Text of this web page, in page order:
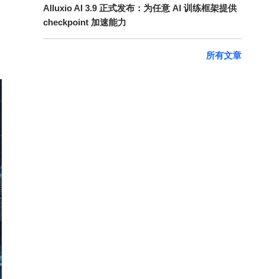
Alluxio AI 3.9 正式发布：为任意 AI 训练框架提供
checkpoint 加速能力
所有文章